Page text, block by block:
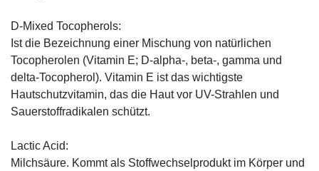
D-Mixed Tocopherols:
Ist die Bezeichnung einer Mischung von natürlichen
Tocopherolen (Vitamin E; D-alpha-, beta-, gamma und
delta-Tocopherol). Vitamin E ist das wichtigste
Hautschutzvitamin, das die Haut vor UV-Strahlen und
Sauerstoffradikalen schützt.
Lactic Acid:
Milchsäure. Kommt als Stoffwechselprodukt im Körper und